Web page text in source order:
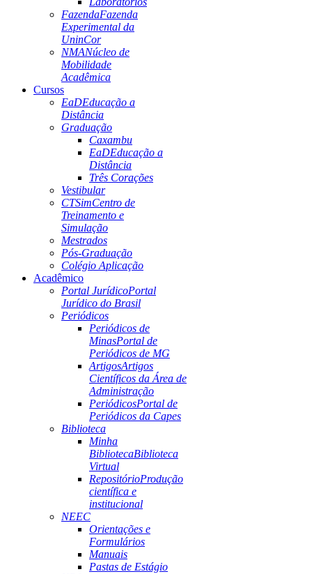
FazendaFazenda
Experimental da
UninCor
NMANúcleo de
Mobilidade
Acadêmica
Cursos
EaDEducação a
Distância
Graduação
Caxambu
EaDEducação a
Distância
Três Corações
Vestibular
CTSimCentro de
Treinamento e
Simulação
Mestrados
Pós-Graduação
Colégio Aplicação
Acadêmico
Portal JurídicoPortal
Jurídico do Brasil
Periódicos
Periódicos de
MinasPortal de
Periódicos de MG
ArtigosArtigos
Científicos da Área de
Administração
PeriódicosPortal de
Periódicos da Capes
Biblioteca
Minha
BibliotecaBiblioteca
Virtual
RepositórioProdução
científica e
institucional
NEEC
Orientações e
Formulários
Manuais
Pastas de Estágio